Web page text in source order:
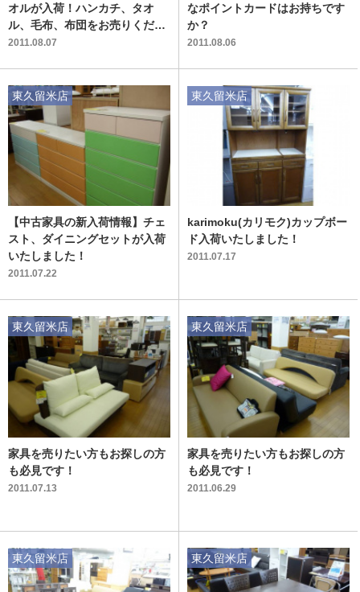
オルが入荷！ハンカチ、タオ
ル、毛布、布団をお売りくださ
い♪
2011.08.07
なポイントカードはお持ちです
か？
2011.08.06
【中古家具の新入荷情報】チェ
スト、ダイニングセットが入荷
いたしました！
2011.07.22
東久留米店
karimoku(カリモク)カップボー
ド入荷いたしました！
2011.07.17
東久留米店
家具を売りたい方もお探しの方
も必見です！
2011.07.13
東久留米店
家具を売りたい方もお探しの方
も必見です！
2011.06.29
東久留米店
東久留米店 東久留米店